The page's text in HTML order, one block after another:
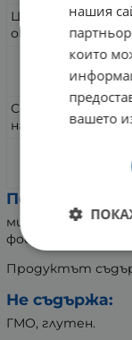
Цинк (под
оксид)
Цинков оксид
Селен (под
натриев
натриев
Помощни
микрокристална
фосфат.
Продуктът
Не съдържа:
ГМО, глутен.
нашия
които
вашето